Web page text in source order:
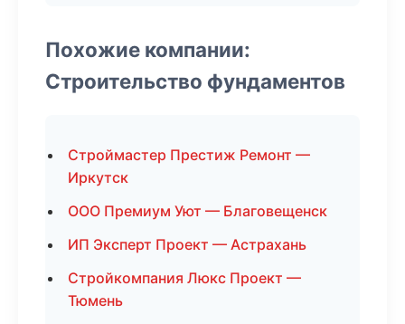
Похожие компании:
Строительство фундаментов
Строймастер Престиж Ремонт —
Иркутск
ООО Премиум Уют — Благовещенск
ИП Эксперт Проект — Астрахань
Стройкомпания Люкс Проект —
Тюмень